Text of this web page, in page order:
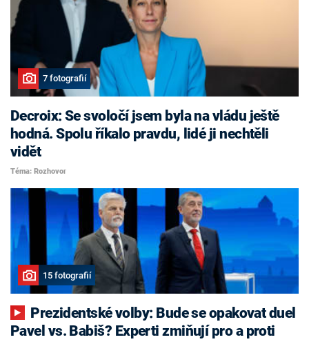
7 fotografií
Decroix: Se svoločí jsem byla na vládu ještě
hodná. Spolu říkalo pravdu, lidé ji nechtěli
vidět
Téma: Rozhovor
15 fotografií
Pavel vs. Babiš? Experti zmiňují pro a proti